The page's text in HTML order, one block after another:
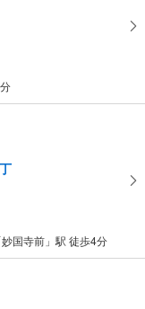
国寺前」駅 徒歩4分